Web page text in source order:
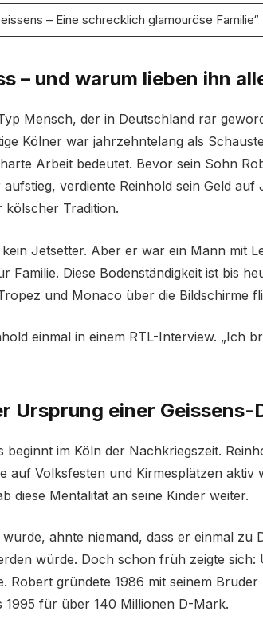
– Eine schrecklich glamouröse
– und warum lieben ihn
Mensch, der in Deutschland rar
Kölner war jahrzehntelang als
Arbeit bedeutet. Bevor sein Sohn
verdiente Reinhold sein Geld auf
kölscher Tradition.
Jetsetter. Aber er war ein Mann mit
Familie. Diese Bodenständigkeit ist bis
und Monaco über die Bildschirme
einmal in einem RTL-Interview. „Ich
Ursprung einer Geissens-
beginnt im Köln der Nachkriegszeit.
auf Volksfesten und Kirmesplätzen aktiv
diese Mentalität an seine Kinder weiter.
ahnte niemand, dass er einmal zu
würde. Doch schon früh zeigte sich:
Robert gründete 1986 mit seinem
1995 für über 140 Millionen D-Mark.